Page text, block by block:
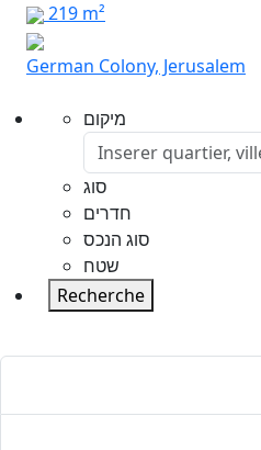
219 m²
German Colony, Jerusalem
מיקום
סוג
חדרים
סוג הנכס
שטח
Recherche